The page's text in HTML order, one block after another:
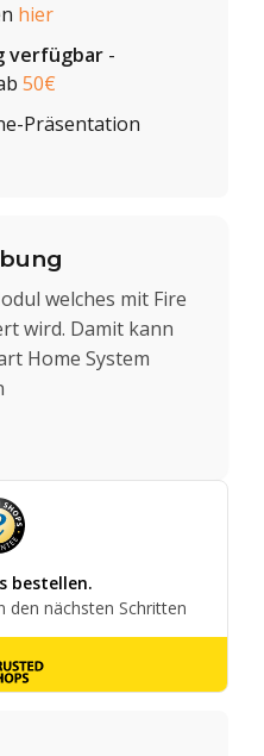
hier
verfügbar -
50€
Präsentation
welches mit Fire
wird. Damit kann
Home System